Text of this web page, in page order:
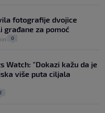
fotografije dvojice
građane za pomoć
0
Watch: "Dokazi kažu da je
više puta ciljala